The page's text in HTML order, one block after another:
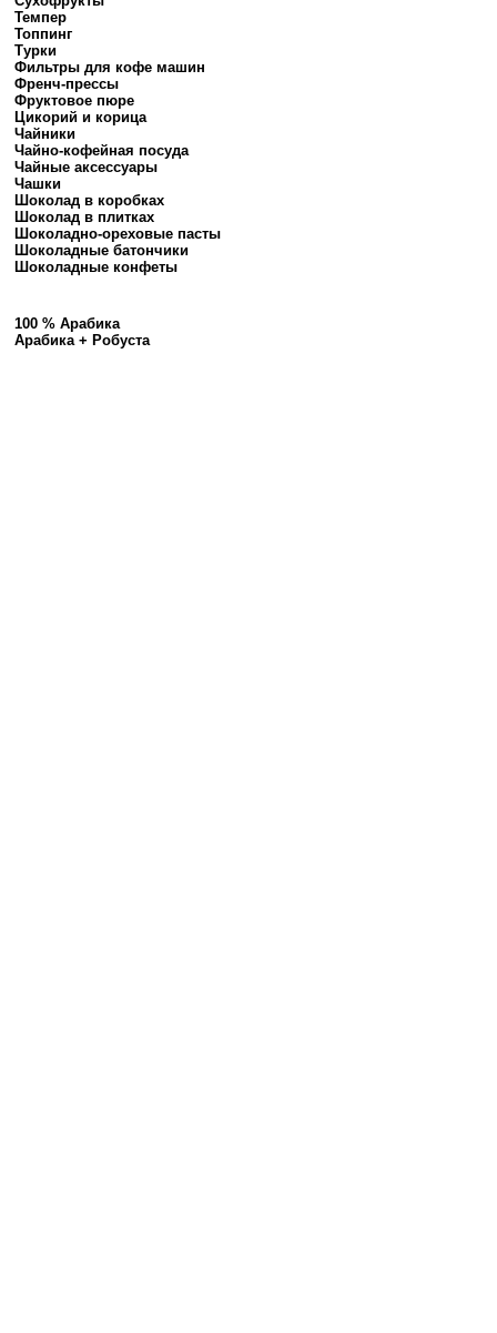
Темпер
Топпинг
Турки
Фильтры для кофе машин
Френч-прессы
Фруктовое пюре
Цикорий и корица
Чайники
Чайно-кофейная посуда
Чайные аксессуары
Чашки
Шоколад в коробках
Шоколад в плитках
Шоколадно-ореховые пасты
Шоколадные батончики
Шоколадные конфеты
100 % Арабика
Арабика + Робуста